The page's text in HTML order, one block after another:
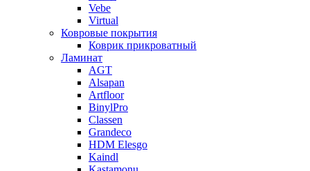
Vebe
Virtual
Ковровые покрытия
Коврик прикроватный
Ламинат
AGT
Alsapan
Artfloor
BinylPro
Classen
Grandeco
HDM Elesgo
Kaindl